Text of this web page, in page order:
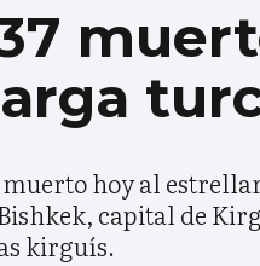
hoy al
capital de
kirguís.